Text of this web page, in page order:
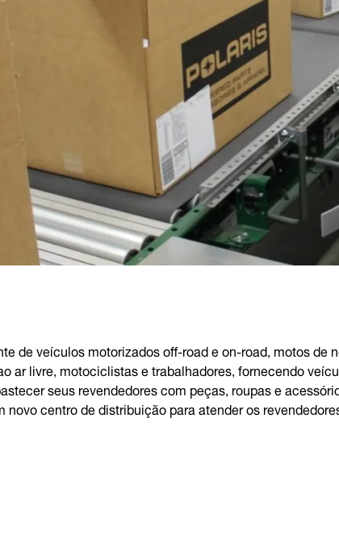
de veículos motorizados off-road e on-road, motos de
ar livre, motociclistas e trabalhadores, fornecendo
seus revendedores com peças, roupas e
centro de distribuição para atender os